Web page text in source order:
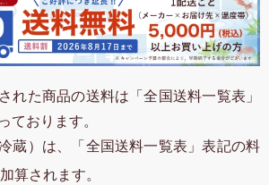
れた商品の送料は「全国送料一覧表」
ております。
蔵）は、「全国送料一覧表」表記の料
加算されます。